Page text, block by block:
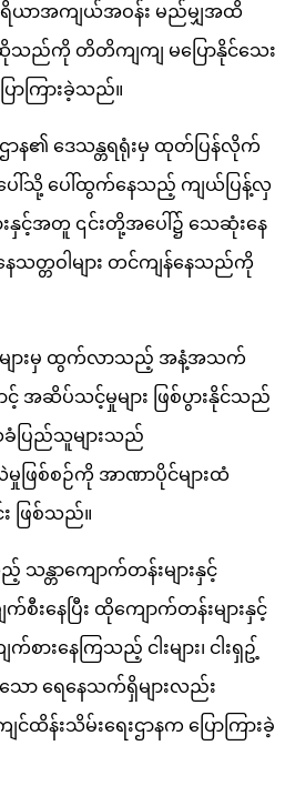
ယာအကျယ်အဝန်း မည်မျှအထိ
ည်ကို တိတိကျကျ မပြောနိုင်သေး
ောကြားခဲ့သည်။
ာန၏ ဒေသန္တရရုံးမှ ထုတ်ပြန်လိုက်
ပေါ်သို့ ပေါ်ထွက်နေသည့် ကျယ်ပြန့်လှ
းနှင့်အတူ ၎င်းတို့အပေါ်၌ သေဆုံးနေ
နေသတ္တဝါများ တင်ကျန်နေသည်ကို
ါများမှ ထွက်လာသည့် အနံ့အသက်
ာင့် အဆိပ်သင့်မှုများ ဖြစ်ပွားနိုင်သည်
ခံပြည်သူများသည်
မှုဖြစ်စဉ်ကို အာဏာပိုင်များထံ
ဖြစ်သည်။
န္တာကျောက်တန်းများနှင့်
စီးနေပြီး ထိုကျောက်တန်းများနှင့်
စားနေကြသည့် ငါးများ၊ ငါးရှဥ့်
သော ရေနေသက်ရှိများလည်း
ထိန်းသိမ်းရေးဌာနက ပြောကြားခဲ့